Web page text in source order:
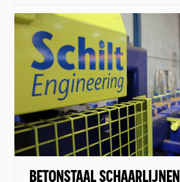
Home
Over ons
Wereldwijd
Aftersales
BETONSTAAL SCHAARLIJNEN